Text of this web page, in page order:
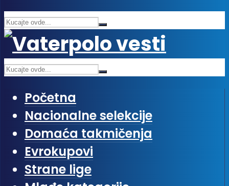
Početna
Nacionalne selekcije
Domaća takmičenja
Evrokupovi
Strane lige